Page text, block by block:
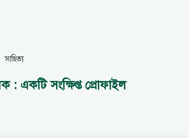
সাহিত্য
: একটি সংক্ষিপ্ত প্রোফাইল